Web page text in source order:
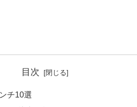
目次
チ10選